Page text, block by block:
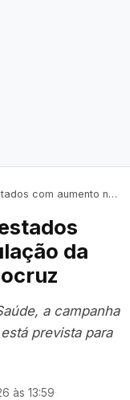
da Influenza A, aponta Fiocruz
da
a campanha
prevista para
às 13:59·